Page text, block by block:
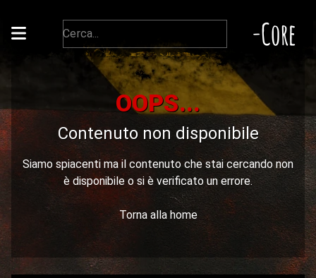
-Core
OOPS...
Contenuto non disponibile
Siamo spiacenti ma il contenuto che stai cercando non
è disponibile o si è verificato un errore.
Torna alla home